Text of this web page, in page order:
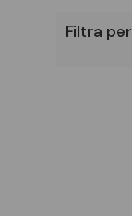
Filtra per